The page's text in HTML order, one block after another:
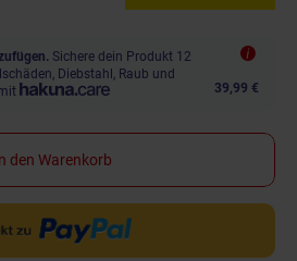
Sichere dein Produkt 12
Diebstahl, Raub und
39,99 €
den Warenkorb